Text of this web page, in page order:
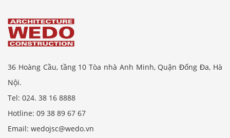
36 Hoàng Cầu, tầng 10 Tòa nhà Anh Minh, Quận Đống Đa, Hà
Nội.
Tel: 024. 38 16 8888
Hotline: 09 38 89 67 67
Email: wedojsc@wedo.vn